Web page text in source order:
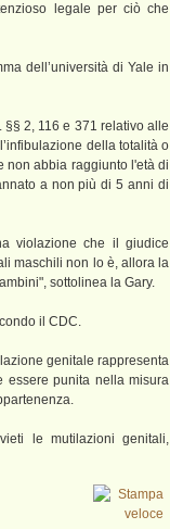
legale per ciò che
dell’università di Yale in
2, 116 e 371 relativo alle
della totalità o
non abbia raggiunto l'età di
a non più di 5 anni di
violazione che il giudice
maschili non lo è, allora la
sottolinea la Gary.
il CDC.
genitale rappresenta
essere punita nella misura
le mutilazioni genitali,